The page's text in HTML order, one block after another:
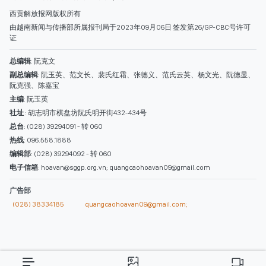
西贡解放报网版权所有
由越南新闻与传播部所属报刊局于2023年09月06日 签发第26/GP-CBC号许可
证
总编辑: 阮克文
副总编辑: 阮玉英、范文长、裴氏红霜、张德义、范氏云英、杨文光、阮德显、
阮克强、陈嘉宝
主编: 阮玉英
社址 : 胡志明市棋盘坊阮氏明开街432-434号
总台: (028) 39294091 - 转 060
热线: 096.558.1888
编辑部: (028) 39294092 - 转 060
电子信箱: hoavan@sggp.org.vn; quangcaohoavan09@gmail.com
广告部
(028) 38334185
quangcaohoavan09@gmail.com;